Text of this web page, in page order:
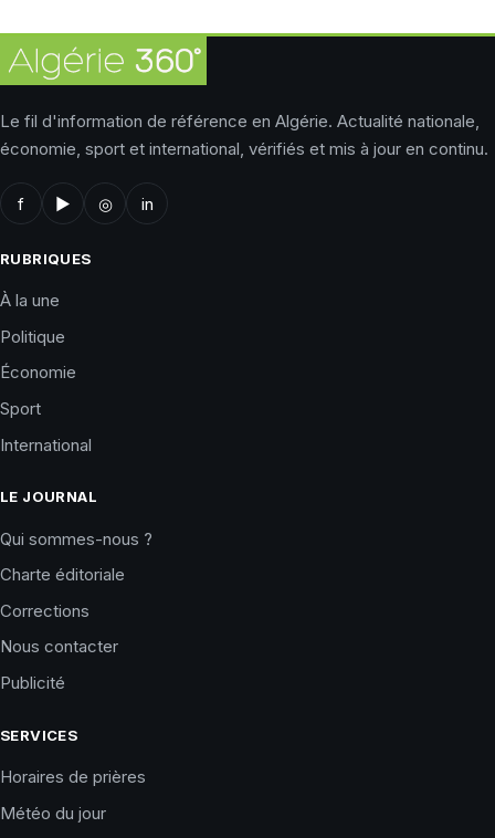
Le fil d'information de référence en Algérie. Actualité nationale,
économie, sport et international, vérifiés et mis à jour en continu.
f ▶ ◎ in
RUBRIQUES
À la une
Politique
Économie
Sport
International
LE JOURNAL
Qui sommes-nous ?
Charte éditoriale
Corrections
Nous contacter
Publicité
SERVICES
Horaires de prières
Météo du jour